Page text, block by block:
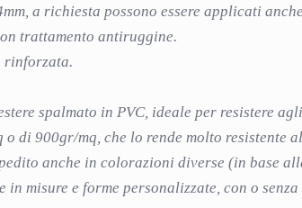
a richiesta possono essere applicati
trattamento antiruggine.
rinforzata.
spalmato in PVC, ideale per resistere
di 900gr/mq, che lo rende molto resistente
anche in colorazioni diverse (in base
in misure e forme personalizzate, con o